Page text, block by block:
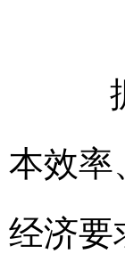
据
本效率
经济要